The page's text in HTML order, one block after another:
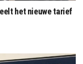
het nieuwe tarief